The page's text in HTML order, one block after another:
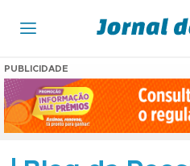
PUBLICIDADE